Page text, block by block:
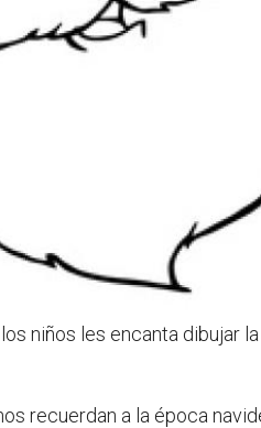
niños les encanta dibujar
recuerdan a la época